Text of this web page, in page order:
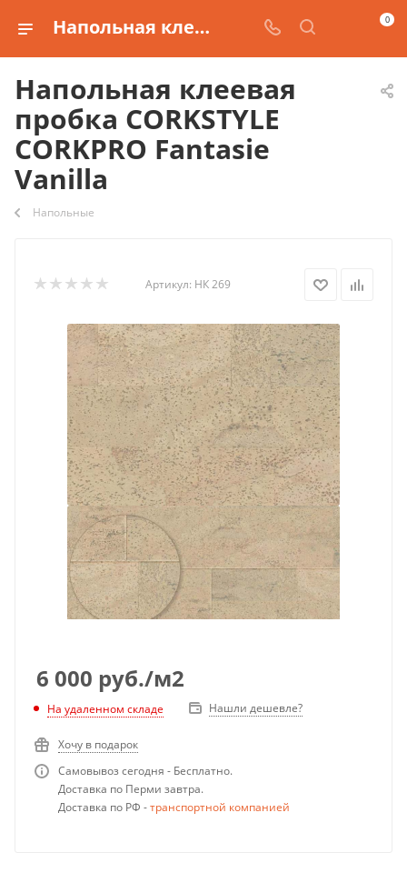
Напольная клеевая пробка CORKSTYLE CORKPRO Fantasie Vanilla купить 0
Напольная клеевая
пробка CORKSTYLE
CORKPRO Fantasie
Vanilla
Напольные
Артикул: НК 269
6 000 руб./м2
На удаленном складе Нашли дешевле?
Хочу в подарок
Самовывоз сегодня - Бесплатно.
Доставка по Перми завтра.
Доставка по РФ -транспортной компанией